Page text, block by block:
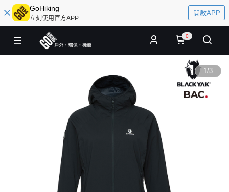
GoHiking
立刻使用官方APP
開啟APP
0
1/3